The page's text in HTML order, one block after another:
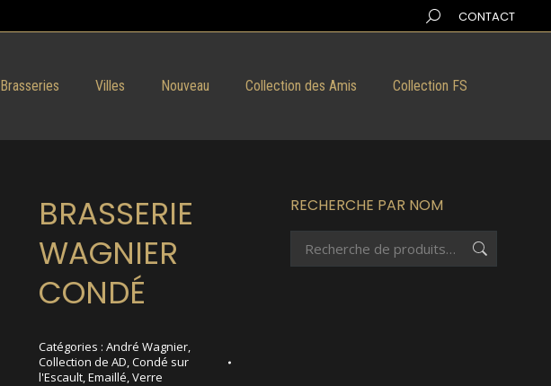
Search:CONTACT
Brasseries Villes Nouveau Collection des Amis Collection FS
BRASSERIE
WAGNIER
CONDÉ
Catégories : André Wagnier,
Collection de AD,Condé sur
l'Escault,Emaillé,Verre
RECHERCHE PAR NOM